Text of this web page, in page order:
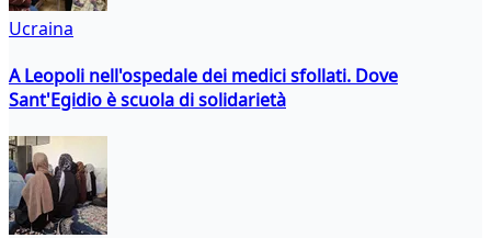
Ucraina
A Leopoli nell'ospedale dei medici sfollati. Dove
Sant'Egidio è scuola di solidarietà